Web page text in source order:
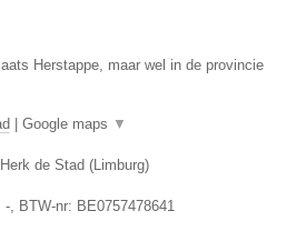
Herstappe, maar wel in de provincie
Google maps ▼
Herk de Stad (Limburg)
-, BTW-nr: BE0757478641